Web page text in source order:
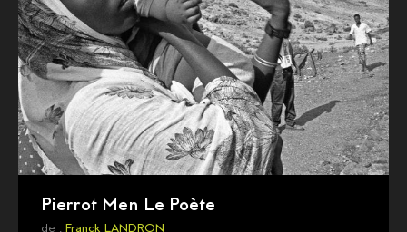
Pierrot Men Le Poète
de , Franck LANDRON